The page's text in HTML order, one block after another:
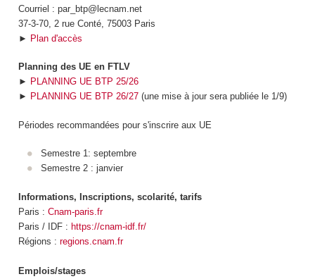
Courriel : par_btp@lecnam.net
37-3-70, 2 rue Conté, 75003 Paris
► Plan d'accès
Planning des UE en FTLV
► PLANNING UE BTP 25/26
► PLANNING UE BTP 26/27(une mise à jour sera publiée le 1/9)
Périodes recommandées pour s'inscrire aux UE
Semestre 1: septembre
Semestre 2 : janvier
Informations, Inscriptions, scolarité, tarifs
Paris : Cnam-paris.fr
Paris / IDF : https://cnam-idf.fr/
Régions : regions.cnam.fr
Emplois/stages